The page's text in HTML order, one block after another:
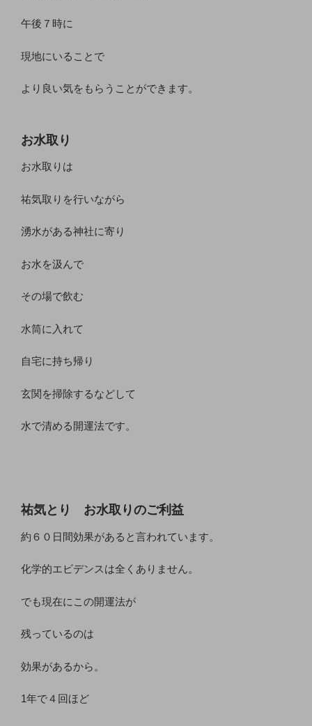
午後７時に
現地にいることで
より良い気をもらうことができます。
お水取り
お水取りは
祐気取りを行いながら
湧水がある神社に寄り
お水を汲んで
その場で飲む
水筒に入れて
自宅に持ち帰り
玄関を掃除するなどして
水で清める開運法です。
祐気とり お水取りのご利益
約６０日間効果があると言われています。
化学的エビデンスは全くありません。
でも現在にこの開運法が
残っているのは
効果があるから。
1年で４回ほど